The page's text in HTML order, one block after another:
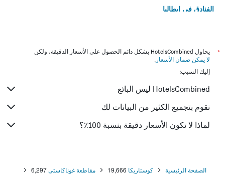
الفنادق في إيطاليا
*
يحاول HotelsCombined بشكل دائم الحصول على الأسعار الدقيقة، ولكن
لا يمكن ضمان الأسعار .
إليك السبب:
HotelsCombined ليس البائع
نقوم بتجميع الكثير من البيانات لك
لماذا لا تكون الأسعار دقيقة بنسبة 100٪؟
الصفحة الرئيسية كوستاريكا 19,666 مقاطعة غوناكاستى 6,297